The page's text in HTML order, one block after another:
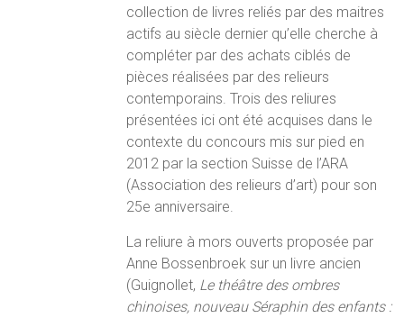
collection de livres reliés par des maitres
actifs au siècle dernier qu’elle cherche à
compléter par des achats ciblés de
pièces réalisées par des relieurs
contemporains. Trois des reliures
présentées ici ont été acquises dans le
contexte du concours mis sur pied en
2012 par la section Suisse de l’ARA
(Association des relieurs d’art) pour son
25e anniversaire.
La reliure à mors ouverts proposée par
Anne Bossenbroek sur un livre ancien
(Guignollet, Le théâtre des ombres
chinoises, nouveau Séraphin des enfants :